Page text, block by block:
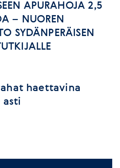
APURAHOJA 2,5
– NUOREN
SYDÄNPERÄISEN
haettavina
asti